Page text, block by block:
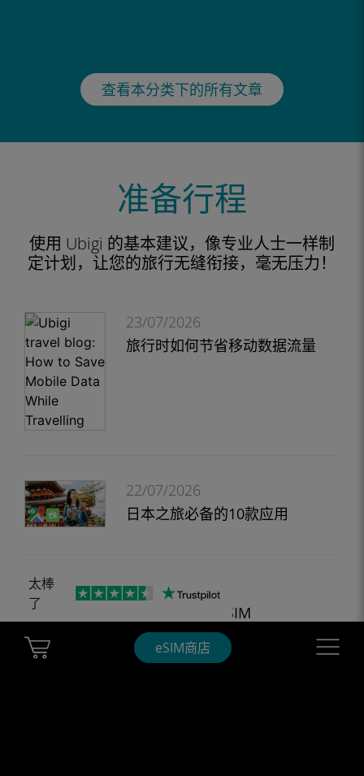
eSIM商店
查看本分类下的所有文章
准备行程
使用 Ubigi 的基本建议，像专业人士一样制
定计划，让您的旅行无缝衔接，毫无压力！
23/07/2026
旅行时如何节省移动数据流量
22/07/2026
日本之旅必备的10款应用
20/07/2026
最适合美国的 eSIM
太棒
了